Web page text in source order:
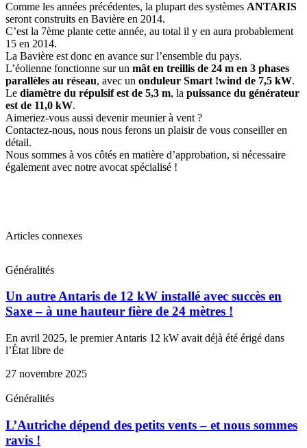
Comme les années précédentes, la plupart des systèmes ANTARIS
seront construits en Bavière en 2014.
C’est la 7ème plante cette année, au total il y en aura probablement
15 en 2014.
La Bavière est donc en avance sur l’ensemble du pays.
L’éolienne fonctionne sur un mât en treillis de 24 m en 3 phases
parallèles au réseau, avec un onduleur Smart !wind de 7,5 kW.
Le diamètre du répulsif est de 5,3 m, la puissance du générateur
est de 11,0 kW.
Aimeriez-vous aussi devenir meunier à vent ?
Contactez-nous, nous nous ferons un plaisir de vous conseiller en
détail.
Nous sommes à vos côtés en matière d’approbation, si nécessaire
également avec notre avocat spécialisé !
Articles connexes
Généralités
Un autre Antaris de 12 kW installé avec succès en
Saxe – à une hauteur fière de 24 mètres !
En avril 2025, le premier Antaris 12 kW avait déjà été érigé dans
l’État libre de
27 novembre 2025
Généralités
L’Autriche dépend des petits vents – et nous sommes
ravis !